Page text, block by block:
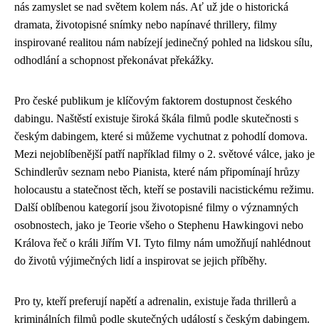
nás zamyslet se nad světem kolem nás. Ať už jde o historická
dramata, životopisné snímky nebo napínavé thrillery, filmy
inspirované realitou nám nabízejí jedinečný pohled na lidskou sílu,
odhodlání a schopnost překonávat překážky.
Pro české publikum je klíčovým faktorem dostupnost českého
dabingu. Naštěstí existuje široká škála filmů podle skutečnosti s
českým dabingem, které si můžeme vychutnat z pohodlí domova.
Mezi nejoblíbenější patří například filmy o 2. světové válce, jako je
Schindlerův seznam nebo Pianista, které nám připomínají hrůzy
holocaustu a statečnost těch, kteří se postavili nacistickému režimu.
Další oblíbenou kategorií jsou životopisné filmy o významných
osobnostech, jako je Teorie všeho o Stephenu Hawkingovi nebo
Králova řeč o králi Jiřím VI. Tyto filmy nám umožňují nahlédnout
do životů výjimečných lidí a inspirovat se jejich příběhy.
Pro ty, kteří preferují napětí a adrenalin, existuje řada thrillerů a
kriminálních filmů podle skutečných událostí s českým dabingem.